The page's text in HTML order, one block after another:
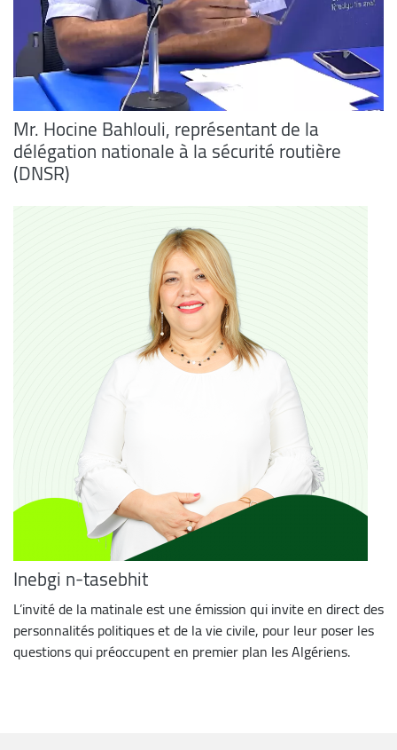
Mr. Hocine Bahlouli, représentant de la
délégation nationale à la sécurité routière
(DNSR)
Inebgi n-tasebhit
L’invité de la matinale est une émission qui invite en direct des
personnalités politiques et de la vie civile, pour leur poser les
questions qui préoccupent en premier plan les Algériens.